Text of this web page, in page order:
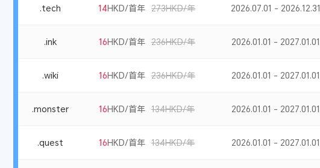
.tech 14HKD/首年 273HKD/年 2026.07.01 - 2026.12.31
.ink 16HKD/首年 236HKD/年 2026.01.01 - 2027.01.01
.wiki 16HKD/首年 236HKD/年 2026.01.01 - 2027.01.01
.monster 16HKD/首年 134HKD/年 2026.01.01 - 2027.01.01
.quest 16HKD/首年 134HKD/年 2026.01.01 - 2027.01.01